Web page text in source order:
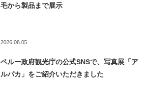
毛から製品まで展示
2026.08.05
ペルー政府観光庁の公式SNSで、写真展「ア
ルパカ」をご紹介いただきました